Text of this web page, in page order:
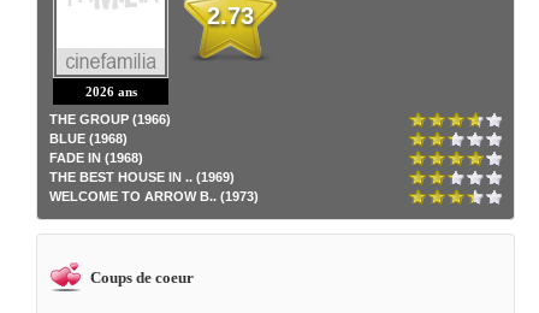
2026 ans
2.73
THE GROUP (1966)
BLUE (1968)
FADE IN (1968)
THE BEST HOUSE IN .. (1969)
WELCOME TO ARROW B.. (1973)
Coups de coeur